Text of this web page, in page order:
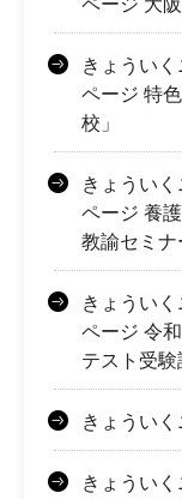
ページ 大
きょうい
ページ 特
校」
きょうい
ページ 養
教諭セミナ
きょうい
ページ 令
テスト受験
きょういく
きょうい